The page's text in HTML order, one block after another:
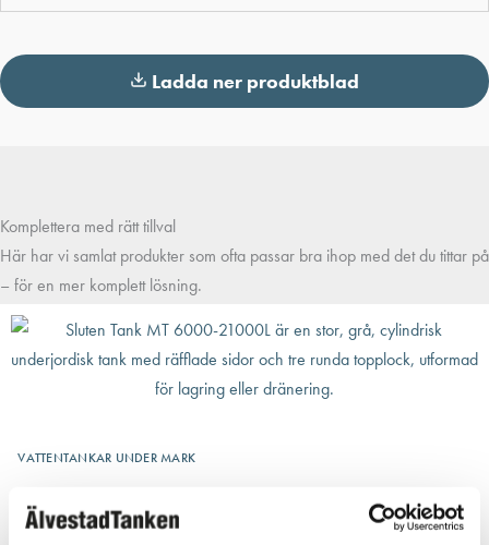
Ladda ner produktblad
Komplettera med rätt tillval
Här har vi samlat produkter som ofta passar bra ihop med det du tittar på
– för en mer komplett lösning.
VATTENTANKAR UNDER MARK